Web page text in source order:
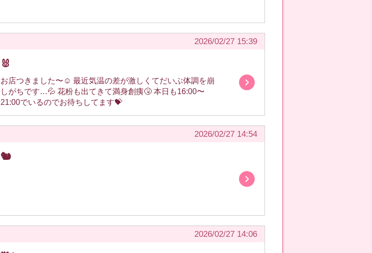
2026/02/27 15:39
🐰
お店つきました〜☺️ 最近気温の差が激しくてだいぶ体調を崩
しがちです…💦 花粉も出てきて満身創痍🤧 本日も16:00〜
21:00でいるのでお待ちしてます💝
2026/02/27 14:54
🐿️
2026/02/27 14:06